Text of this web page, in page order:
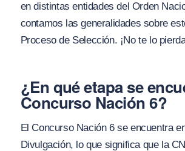
en distintas entidades del Orden
contamos las generalidades sobre
Proceso de Selección. ¡No te lo
¿En qué etapa se
Concurso Nación 6?
El Concurso Nación 6 se encuentra
Divulgación, lo que significa que la